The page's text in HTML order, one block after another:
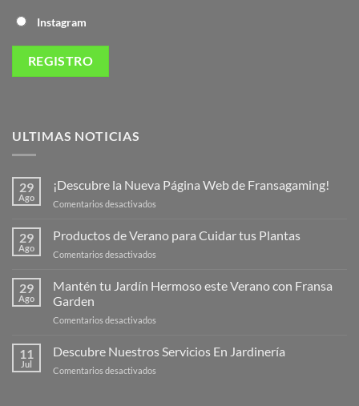
Instagram
ULTIMAS NOTICIAS
29
Ago
¡Descubre la Nueva Página Web de Fransagaming!
Comentarios desactivados
Nueva
de
29
Ago
Productos de Verano para Cuidar tus Plantas
Comentarios desactivados
de
Plantas
29
Ago
Mantén tu Jardín Hermoso este Verano con Fransa
Garden
Comentarios desactivados
tu
11
Jul
Descubre Nuestros Servicios En Jardinería
Comentarios desactivados